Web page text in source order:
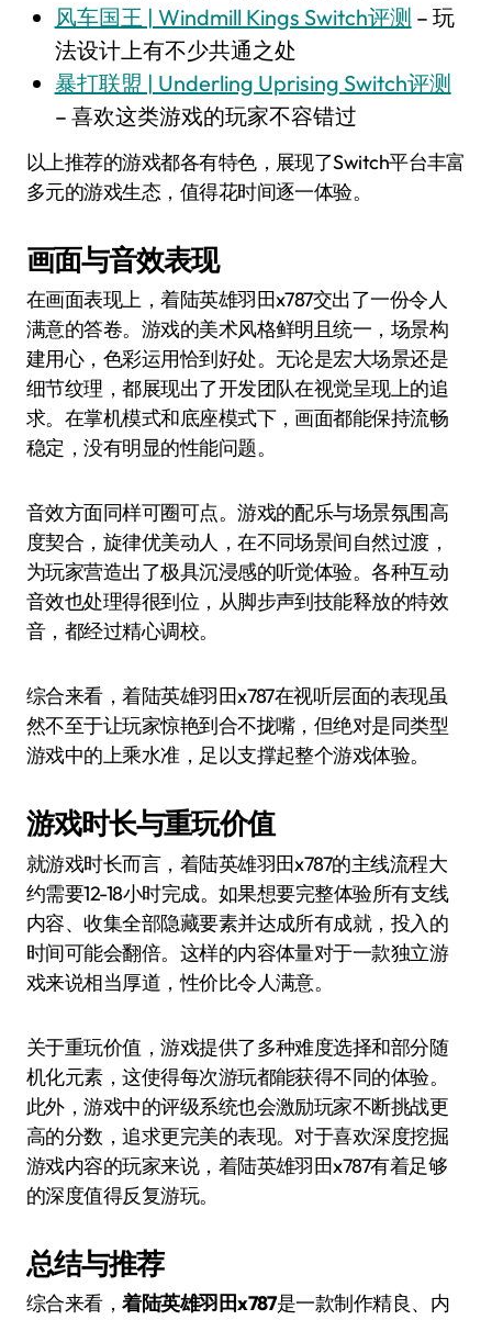
风车国王 | Windmill Kings Switch评测 – 玩
法设计上有不少共通之处
暴打联盟 | Underling Uprising Switch评测
– 喜欢这类游戏的玩家不容错过
以上推荐的游戏都各有特色，展现了Switch平台丰富
多元的游戏生态，值得花时间逐一体验。
画面与音效表现
在画面表现上，着陆英雄羽田x787交出了一份令人
满意的答卷。游戏的美术风格鲜明且统一，场景构
建用心，色彩运用恰到好处。无论是宏大场景还是
细节纹理，都展现出了开发团队在视觉呈现上的追
求。在掌机模式和底座模式下，画面都能保持流畅
稳定，没有明显的性能问题。
音效方面同样可圈可点。游戏的配乐与场景氛围高
度契合，旋律优美动人，在不同场景间自然过渡，
为玩家营造出了极具沉浸感的听觉体验。各种互动
音效也处理得很到位，从脚步声到技能释放的特效
音，都经过精心调校。
综合来看，着陆英雄羽田x787在视听层面的表现虽
然不至于让玩家惊艳到合不拢嘴，但绝对是同类型
游戏中的上乘水准，足以支撑起整个游戏体验。
游戏时长与重玩价值
就游戏时长而言，着陆英雄羽田x787的主线流程大
约需要12-18小时完成。如果想要完整体验所有支线
内容、收集全部隐藏要素并达成所有成就，投入的
时间可能会翻倍。这样的内容体量对于一款独立游
戏来说相当厚道，性价比令人满意。
关于重玩价值，游戏提供了多种难度选择和部分随
机化元素，这使得每次游玩都能获得不同的体验。
此外，游戏中的评级系统也会激励玩家不断挑战更
高的分数，追求更完美的表现。对于喜欢深度挖掘
游戏内容的玩家来说，着陆英雄羽田x787有着足够
的深度值得反复游玩。
总结与推荐
综合来看，着陆英雄羽田x787是一款制作精良、内